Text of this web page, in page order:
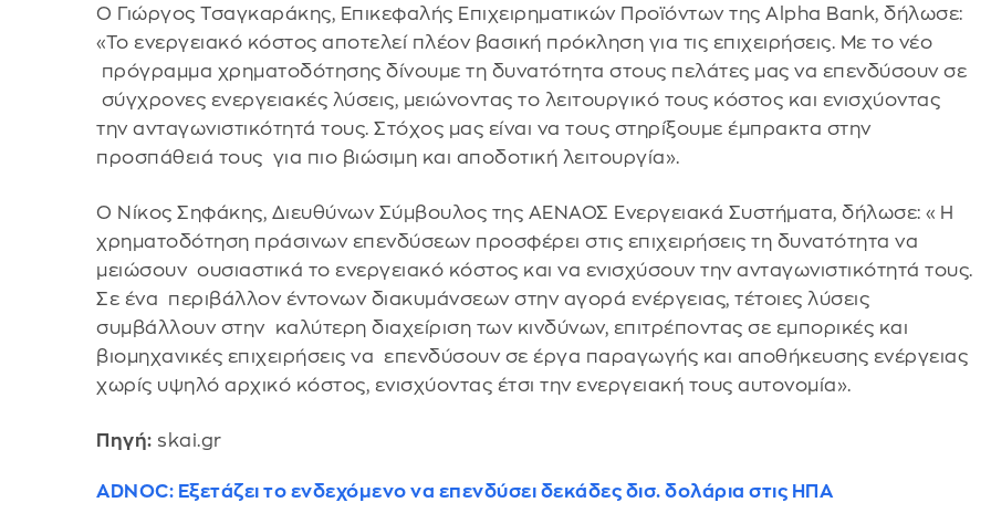
Ο Γιώργος Τσαγκαράκης, Επικεφαλής Επιχειρηματικών Προϊόντων της Alpha Bank, δήλωσε:
«Το ενεργειακό κόστος αποτελεί πλέον βασική πρόκληση για τις επιχειρήσεις. Με το νέο
πρόγραμμα χρηματοδότησης δίνουμε τη δυνατότητα στους πελάτες μας να επενδύσουν σε
σύγχρονες ενεργειακές λύσεις, μειώνοντας το λειτουργικό τους κόστος και ενισχύοντας
την ανταγωνιστικότητά τους. Στόχος μας είναι να τους στηρίξουμε έμπρακτα στην
προσπάθειά τους για πιο βιώσιμη και αποδοτική λειτουργία».
Ο Νίκος Σηφάκης, Διευθύνων Σύμβουλος της ΑΕΝΑΟΣ Ενεργειακά Συστήματα, δήλωσε: «Η
χρηματοδότηση πράσινων επενδύσεων προσφέρει στις επιχειρήσεις τη δυνατότητα να
μειώσουν ουσιαστικά το ενεργειακό κόστος και να ενισχύσουν την ανταγωνιστικότητά τους.
Σε ένα περιβάλλον έντονων διακυμάνσεων στην αγορά ενέργειας, τέτοιες λύσεις
συμβάλλουν στην καλύτερη διαχείριση των κινδύνων, επιτρέποντας σε εμπορικές και
βιομηχανικές επιχειρήσεις να επενδύσουν σε έργα παραγωγής και αποθήκευσης ενέργειας
χωρίς υψηλό αρχικό κόστος, ενισχύοντας έτσι την ενεργειακή τους αυτονομία».
Πηγή: skai.gr
ADNOC: Εξετάζει το ενδεχόμενο να επενδύσει δεκάδες δισ. δολάρια στις ΗΠΑ